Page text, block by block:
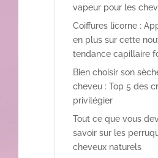
vapeur pour les
Coiffures licorne :
en plus sur cette
tendance capillaire
Bien choisir son
cheveu : Top 5 des
privilégier
Tout ce que vous
savoir sur les
cheveux naturels